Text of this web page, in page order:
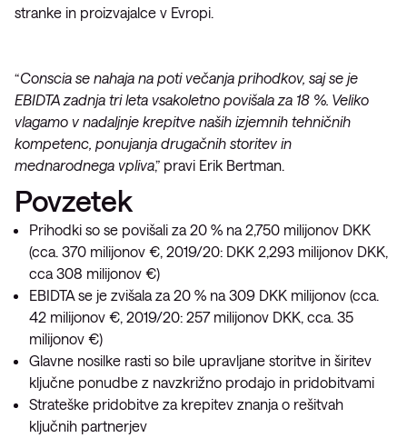
stranke in proizvajalce v Evropi.
“Conscia se nahaja na poti večanja prihodkov, saj se je
EBIDTA zadnja tri leta vsakoletno povišala za 18 %. Veliko
vlagamo v nadaljnje krepitve naših izjemnih tehničnih
kompetenc, ponujanja drugačnih storitev in
mednarodnega vpliva,” pravi Erik Bertman.
Povzetek
Prihodki so se povišali za 20 % na 2,750 milijonov DKK
(cca. 370 milijonov €, 2019/20: DKK 2,293 milijonov DKK,
cca 308 milijonov €)
EBIDTA se je zvišala za 20 % na 309 DKK milijonov (cca.
42 milijonov €, 2019/20: 257 milijonov DKK, cca. 35
milijonov €)
Glavne nosilke rasti so bile upravljane storitve in širitev
ključne ponudbe z navzkrižno prodajo in pridobitvami
Strateške pridobitve za krepitev znanja o rešitvah
ključnih partnerjev